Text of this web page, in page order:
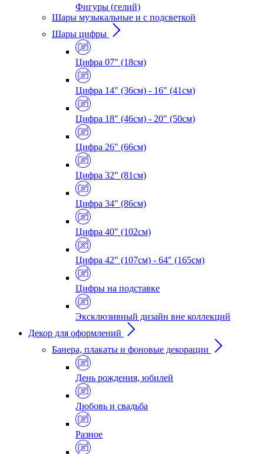
Фигуры (гелий)
Шары музыкальные и с подсветкой
Шары цифры
Цифра 07" (18см)
Цифра 14" (36см) - 16" (41см)
Цифра 18" (46см) - 20" (50см)
Цифра 26" (66см)
Цифра 32" (81см)
Цифра 34" (86см)
Цифра 40" (102см)
Цифра 42" (107см) - 64" (165см)
Цифры на подставке
Эксклюзивный дизайн вне коллекций
Декор для оформлений
Банера, плакаты и фоновые декорации
День рождения, юбилей
Любовь и свадьба
Разное